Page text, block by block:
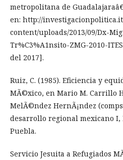
metropolitana de
en: http://
content/uploads/2013/09/Dx-
Tr%C3%A1nsito-ZMG-2010-
del 2017].
Ruiz, C. (1985). Eficiencia y
MÃ©xico, en Mario M. Carrillo
MelÃ©ndez HernÃ¡ndez
desarrollo regional mexicano I,
Puebla.
Servicio Jesuita a Refugiados